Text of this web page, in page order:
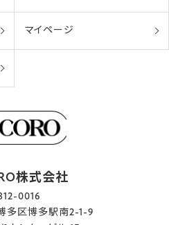
マイページ
株式会社
0016
多区博多駅南2-1-9